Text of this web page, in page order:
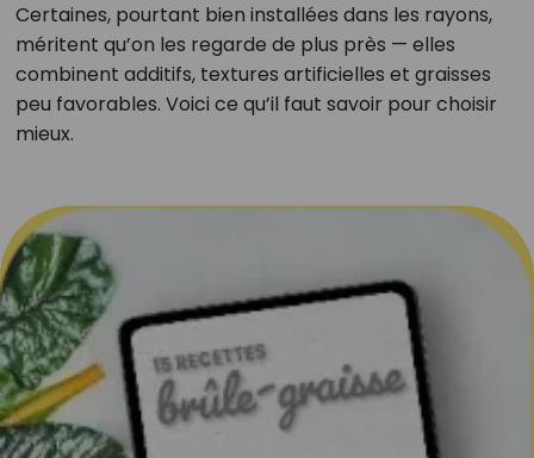
Certaines, pourtant bien installées dans les rayons,
méritent qu’on les regarde de plus près — elles
combinent additifs, textures artificielles et graisses
peu favorables. Voici ce qu’il faut savoir pour choisir
mieux.